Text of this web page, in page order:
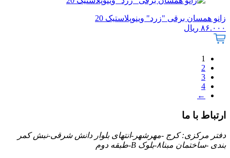
زانو همسان برقی "زرد" وینوپلاستیک 20
۸۶.۰۰۰ ریال
1
2
3
4
←
ارتباط با ما
دفتر مرکزی: کرج -مهرشهر-انتهای بلوار دانش شرقی-نبش کمر
بندی -ساختمان مبنا۸-بلوک B-طبقه دوم